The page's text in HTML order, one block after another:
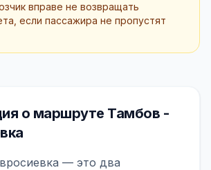
вправе не возвращать
если пассажира не пропустят
о маршруте Тамбов -
— это два